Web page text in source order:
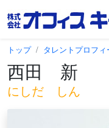
トップ タレントプロフ
西田 新
にしだ しん